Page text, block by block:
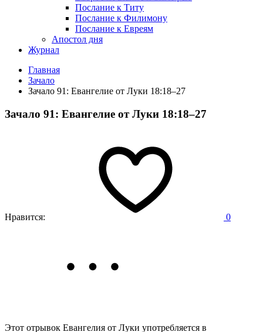
Послание к Титу
Послание к Филимону
Послание к Евреям
Апостол дня
Журнал
Главная
Зачало
Зачало 91: Евангелие от Луки 18:18–27
Зачало 91: Евангелие от Луки 18:18–27
Нравится: 0
Этот отрывок Евангелия от Луки употребляется в